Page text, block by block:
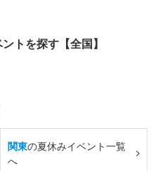
トを探す【全国】
関東の夏休みイベント一覧
へ